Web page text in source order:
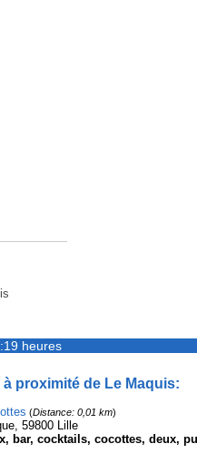
heures
proximité de Le Maquis:
(Distance: 0,01 km)
59800 Lille
bar, cocktails, cocottes, deux,